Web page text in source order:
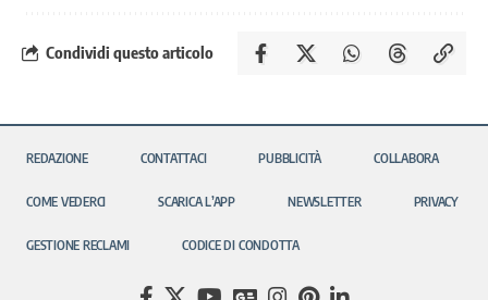
Condividi questo articolo
REDAZIONE CONTATTACI PUBBLICITÀ COLLABORA
COME VEDERCI SCARICA L’APP NEWSLETTER PRIVACY
GESTIONE RECLAMI CODICE DI CONDOTTA